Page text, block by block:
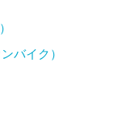
バイク）